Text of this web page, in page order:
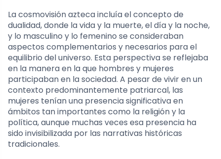
La cosmovisión azteca incluía el concepto de
dualidad, donde la vida y la muerte, el día y la noche,
y lo masculino y lo femenino se consideraban
aspectos complementarios y necesarios para el
equilibrio del universo. Esta perspectiva se reflejaba
en la manera en la que hombres y mujeres
participaban en la sociedad. A pesar de vivir en un
contexto predominantemente patriarcal, las
mujeres tenían una presencia significativa en
ámbitos tan importantes como la religión y la
política, aunque muchas veces esa presencia ha
sido invisibilizada por las narrativas históricas
tradicionales.